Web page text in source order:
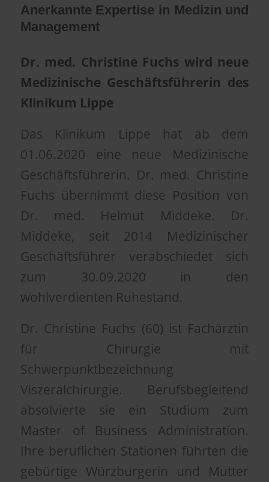
Anerkannte Expertise in Medizin und
Management
Dr. med. Christine Fuchs wird neue
Medizinische Geschäftsführerin des
Klinikum Lippe
Das Klinikum Lippe hat ab dem
01.06.2020 eine neue Medizinische
Geschäftsführerin. Dr. med. Christine
Fuchs übernimmt diese Position von
Dr. med. Helmut Middeke. Dr.
Middeke, seit 2014 Medizinischer
Geschäftsführer verabschiedet sich
zum 30.09.2020 in den
wohlverdienten Ruhestand.
Dr. Christine Fuchs (60) ist Fachärztin
für Chirurgie mit
Schwerpunktbezeichnung
Viszeralchirurgie. Berufsbegleitend
absolvierte sie ein Studium zum
Master of Business Administration.
Ihre beruflichen Stationen führten die
gebürtige Würzburgerin und Mutter